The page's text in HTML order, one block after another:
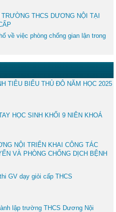
THCS DƯƠNG NỘI TẠI
về việc phòng chống gian lận trong
TIÊU BIỂU THỦ ĐÔ NĂM HỌC 2025
HỌC SINH KHỐI 9 NIÊN KHOÁ
NỘI TRIỂN KHAI CÔNG TÁC
VÀ PHÒNG CHỐNG DỊCH BỆNH
GV dạy giỏi cấp THCS
lập trường THCS Dương Nội